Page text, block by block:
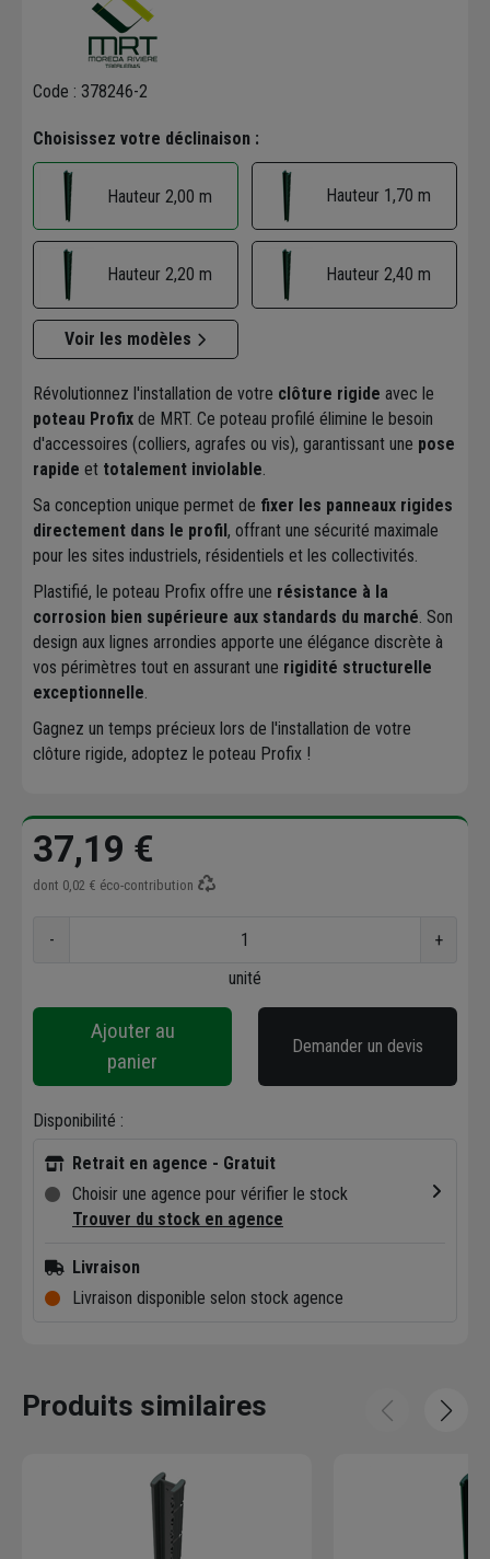
Code : 378246-2
Choisissez votre déclinaison :
Hauteur 2,00 m Hauteur 1,70 m
Hauteur 2,20 m Hauteur 2,40 m
Voir les modèles
Révolutionnez l'installation de votre clôture rigide avec le
poteau Profix de MRT. Ce poteau profilé élimine le besoin
d'accessoires (colliers, agrafes ou vis), garantissant une pose
rapide et totalement inviolable.
Sa conception unique permet de fixer les panneaux rigides
directement dans le profil , offrant une sécurité maximale
pour les sites industriels, résidentiels et les collectivités.
Plastifié, le poteau Profix offre une résistance à la
corrosion bien supérieure aux standards du marché. Son
design aux lignes arrondies apporte une élégance discrète à
vos périmètres tout en assurant une rigidité structurelle
exceptionnelle.
Gagnez un temps précieux lors de l'installation de votre
clôture rigide, adoptez le poteau Profix !
37,19 €
dont 0,02 € éco-contribution
-
+
unité
Ajouter au
panier
Demander un devis
Disponibilité :
Retrait en agence - Gratuit
Choisir une agence pour vérifier le stock
Trouver du stock en agence
Livraison
Livraison disponible selon stock agence
Produits similaires